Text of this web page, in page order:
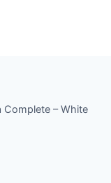
Complete – White